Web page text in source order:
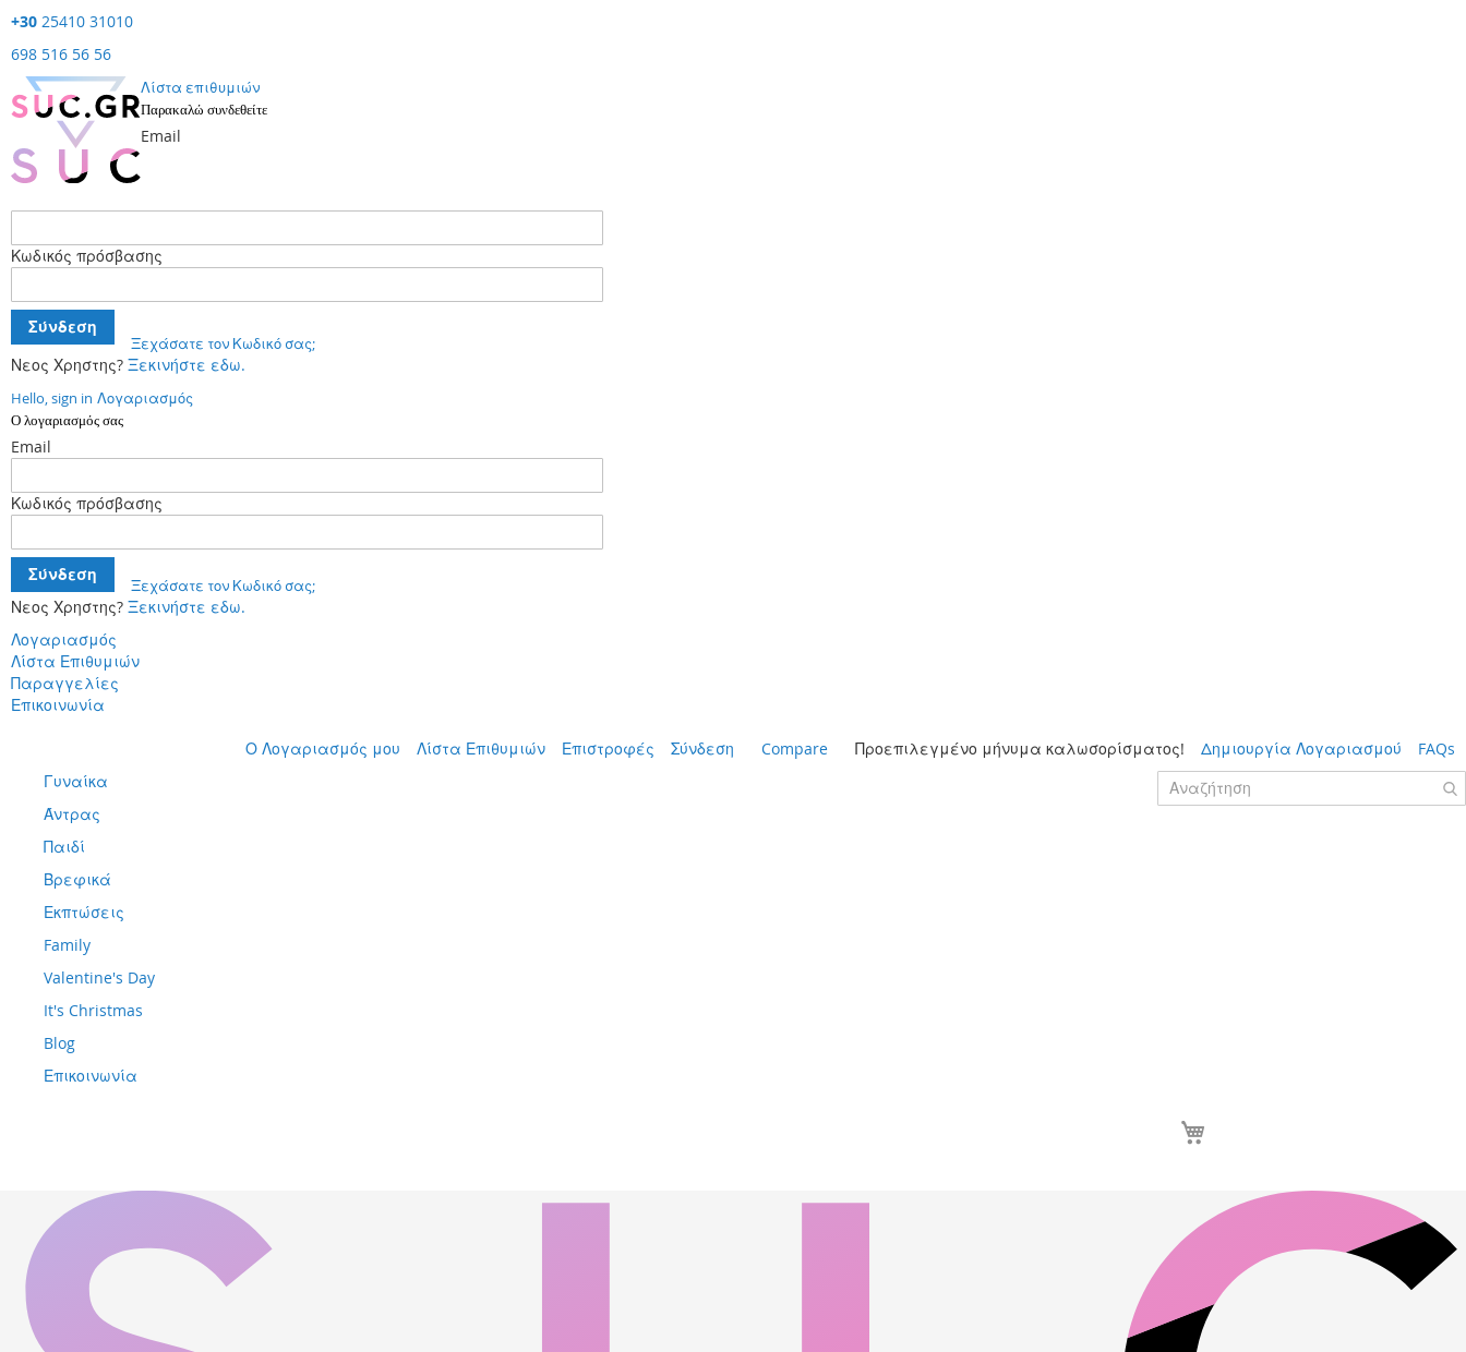
+30 25410 31010
698 516 56 56
Λίστα επιθυμιών
Παρακαλώ συνδεθείτε
Email
Κωδικός πρόσβασης
Σύνδεση
Ξεχάσατε τον Κωδικό σας;
Νεος Χρηστης? Ξεκινήστε εδω.
Hello, sign in Λογαριασμός
Ο λογαριασμός σας
Email
Κωδικός πρόσβασης
Σύνδεση
Ξεχάσατε τον Κωδικό σας;
Νεος Χρηστης? Ξεκινήστε εδω.
Λογαριασμός
Λίστα Επιθυμιών
Παραγγελίες
Επικοινωνία
Ο Λογαριασμός μου Λίστα Επιθυμιών Επιστροφές Σύνδεση Compare Προεπιλεγμένο μήνυμα καλωσορίσματος! Δημιουργία Λογαριασμού FAQs
περιεχόμενο
Γυναίκα
Άντρας
Παιδί
Βρεφικά
Εκπτώσεις
Family
Valentine's Day
It's Christmas
Blog
Επικοινωνία